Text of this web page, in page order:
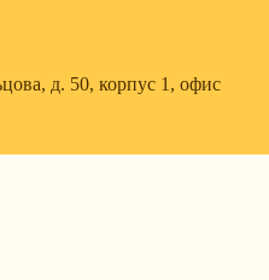
д. 50, корпус 1, офис